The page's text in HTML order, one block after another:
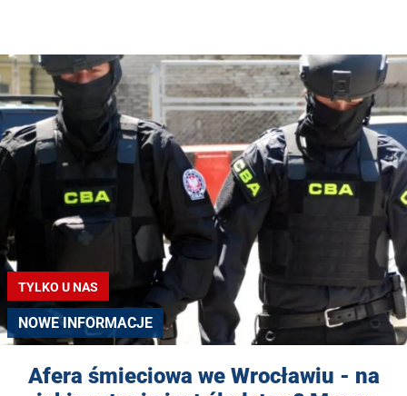
TYLKO U NAS
NOWE INFORMACJE
Afera śmieciowa we Wrocławiu - na